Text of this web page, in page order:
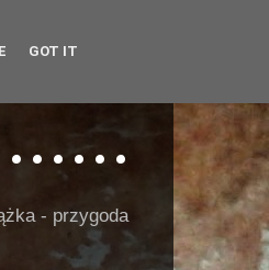
- przygoda
GOT IT